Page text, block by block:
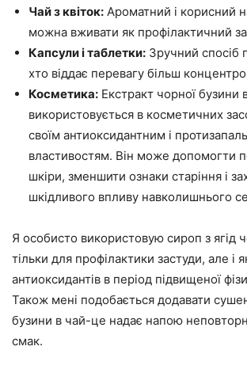
Чай з квіток: Ароматний і корисний
можна вживати як профілактичний
Капсули і таблетки: Зручний спосіб
хто віддає перевагу більш
Косметика: Екстракт чорної бузини
використовується в косметичних
своїм антиоксидантним і
властивостям. Він може допомогти
шкіри, зменшити ознаки старіння і
шкідливого впливу навколишнього
Я особисто використовую сироп з ягід
тільки для профілактики застуди, але і
антиоксидантів в період підвищеної
Також мені подобається додавати
бузини в чай-це надає напою
смак.